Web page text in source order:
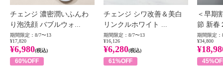
チェンジ 濃密潤いふんわ
り泡洗顔 バブルウォ...
期間限定：8/7〜13
¥17,820
¥6,980(税込)
60%OFF
チェンジ シワ改善＆美白
リンクルホワイト ...
期間限定：8/7〜13
¥16,126
¥6,280(税込)
61%OFF
＜早期
節 新春
期間限定：
¥34,800